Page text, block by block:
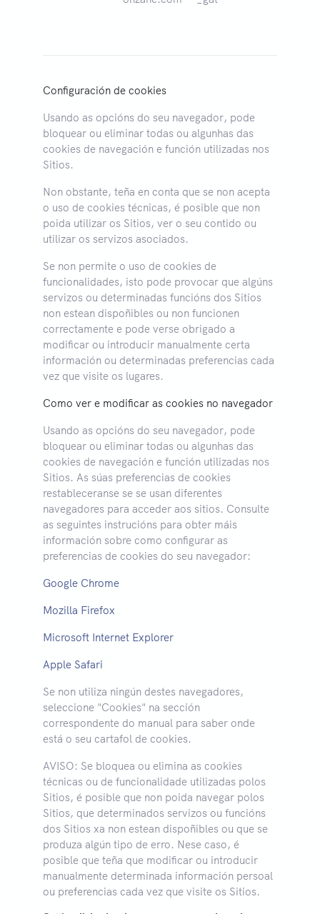
Configuración de cookies
Usando as opcións do seu navegador, pode
bloquear ou eliminar todas ou algunhas das
cookies de navegación e función utilizadas nos
Sitios.
Non obstante, teña en conta que se non acepta
o uso de cookies técnicas, é posible que non
poida utilizar os Sitios, ver o seu contido ou
utilizar os servizos asociados.
Se non permite o uso de cookies de
funcionalidades, isto pode provocar que algúns
servizos ou determinadas funcións dos Sitios
non estean dispoñibles ou non funcionen
correctamente e pode verse obrigado a
modificar ou introducir manualmente certa
información ou determinadas preferencias cada
vez que visite os lugares.
Como ver e modificar as cookies no navegador
Usando as opcións do seu navegador, pode
bloquear ou eliminar todas ou algunhas das
cookies de navegación e función utilizadas nos
Sitios. As súas preferencias de cookies
restableceranse se se usan diferentes
navegadores para acceder aos sitios. Consulte
as seguintes instrucións para obter máis
información sobre como configurar as
preferencias de cookies do seu navegador:
Google Chrome
Mozilla Firefox
Microsoft Internet Explorer
Apple Safari
Se non utiliza ningún destes navegadores,
seleccione "Cookies" na sección
correspondente do manual para saber onde
está o seu cartafol de cookies.
AVISO: Se bloquea ou elimina as cookies
técnicas ou de funcionalidade utilizadas polos
Sitios, é posible que non poida navegar polos
Sitios, que determinados servizos ou funcións
dos Sitios xa non estean dispoñibles ou que se
produza algún tipo de erro. Nese caso, é
posible que teña que modificar ou introducir
manualmente determinada información persoal
ou preferencias cada vez que visite os Sitios.